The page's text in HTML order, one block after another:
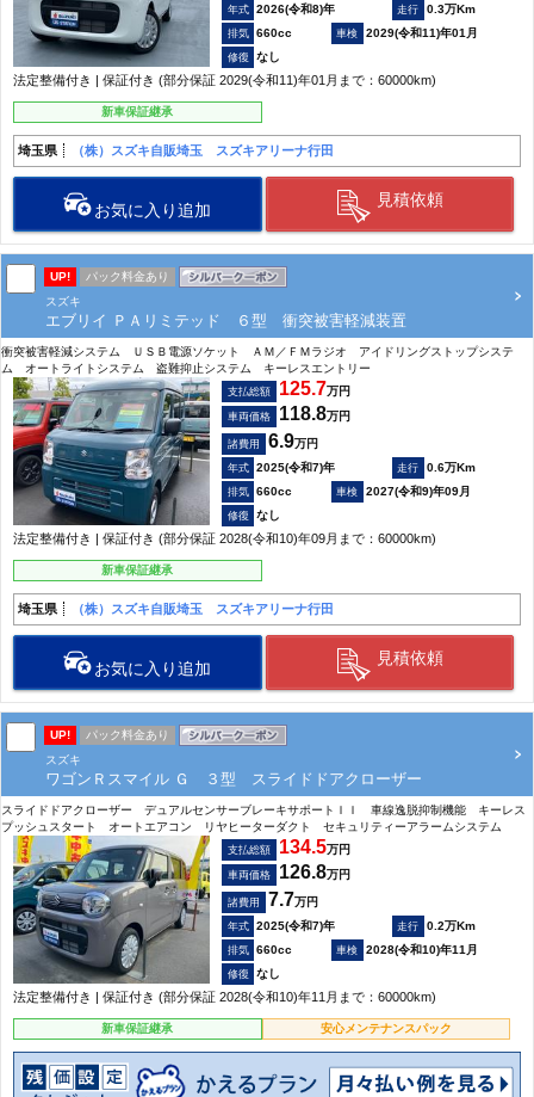
2026(令和8)年
0.3万Km
660cc
2029(令和11)年01月
なし
法定整備付き | 保証付き (部分保証 2029(令和11)年01月まで：60000km)
新車保証継承
埼玉県 （株）スズキ自販埼玉 スズキアリーナ行田
お気に入り追加
見積依頼
UP!
パック料金あり
スズキ
エブリイ ＰＡリミテッド ６型 衝突被害軽減装置
衝突被害軽減システム ＵＳＢ電源ソケット ＡＭ／ＦＭラジオ アイドリングストップシステ
ム オートライトシステム 盗難抑止システム キーレスエントリー
支払総額 125.7万円
車両価格 118.8万円
諸費用 6.9万円
2025(令和7)年
0.6万Km
660cc
2027(令和9)年09月
なし
法定整備付き | 保証付き (部分保証 2028(令和10)年09月まで：60000km)
新車保証継承
埼玉県 （株）スズキ自販埼玉 スズキアリーナ行田
お気に入り追加
見積依頼
UP!
パック料金あり
スズキ
ワゴンＲスマイル Ｇ ３型 スライドドアクローザー
スライドドアクローザー デュアルセンサーブレーキサポートＩＩ 車線逸脱抑制機能 キーレス
プッシュスタート オートエアコン リヤヒーターダクト セキュリティーアラームシステム
支払総額 134.5万円
車両価格 126.8万円
諸費用 7.7万円
2025(令和7)年
0.2万Km
660cc
2028(令和10)年11月
なし
法定整備付き | 保証付き (部分保証 2028(令和10)年11月まで：60000km)
新車保証継承 安心メンテナンスパック